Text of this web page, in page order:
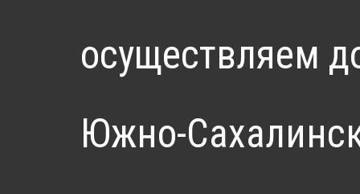
осуществляем
Южно-